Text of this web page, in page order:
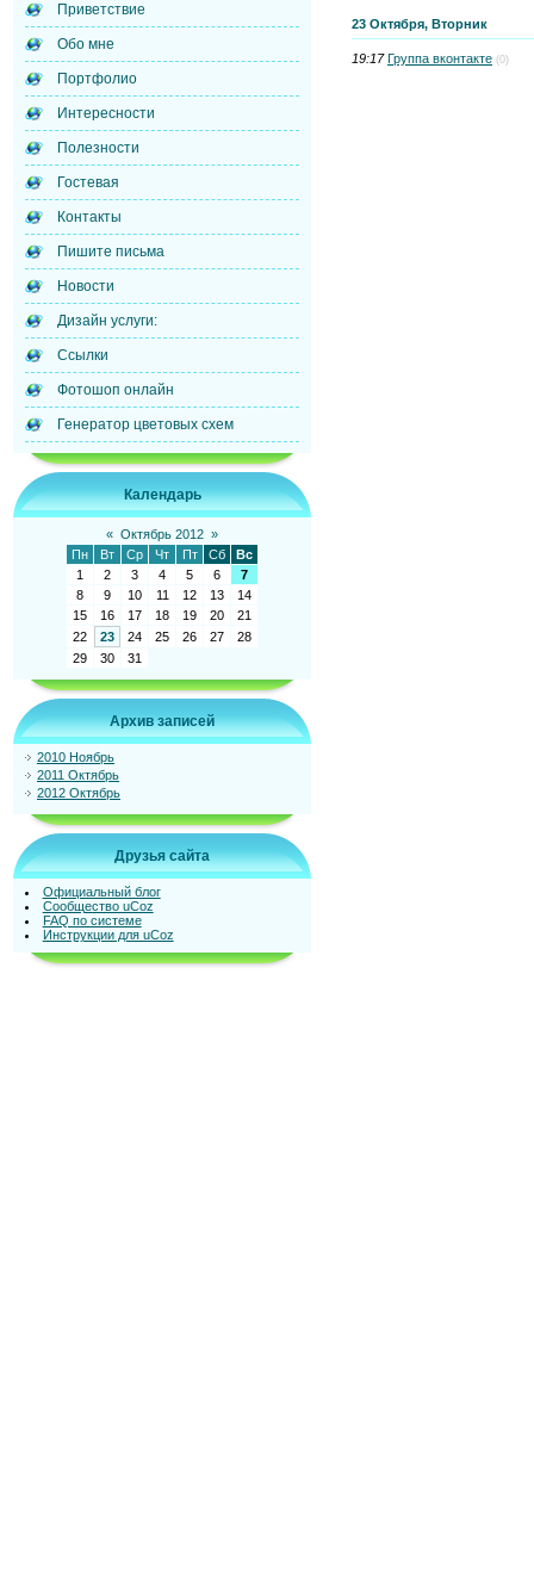
Приветствие
Обо мне
Портфолио
Интересности
Полезности
Гостевая
Контакты
Пишите письма
Новости
Дизайн услуги:
Ссылки
Фотошоп онлайн
Генератор цветовых схем
Календарь
« Октябрь 2012 »
Пн
Вт Ср Чт Пт Сб
Вс
1
2 3 4 5 6
7
8
9 10 11 12 13
14
15
16 17 18 19 20
21
22
23 24 25 26 27
28
29
30 31
Архив записей
2010 Ноябрь
2011 Октябрь
2012 Октябрь
Друзья сайта
Официальный блог
Сообщество uCoz
FAQ по системе
Инструкции для uCoz
23 Октября, Вторник
19:17 Группа вконтакте (0)